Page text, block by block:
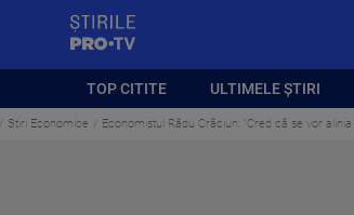
TOP CITITE ULTIMELE ȘTIRI
Stiri Economice Economistul Rădu Crăciun: ”Cred că se vor